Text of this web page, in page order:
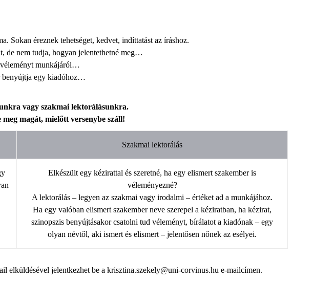
Sokan éreznek tehetséget, kedvet, indíttatást az íráshoz.
de nem tudja, hogyan jelentethetné meg…
véleményt munkájáról…
benyújtja egy kiadóhoz…
vagy szakmai lektorálásunkra.
meg magát, mielőtt versenybe száll!
Szakmai lektorálás
Elkészült egy kézirattal és szeretné, ha egy elismert szakember is
véleményezné?
A lektorálás – legyen az szakmai vagy irodalmi – értéket ad a munkájához.
Ha egy valóban elismert szakember neve szerepel a kéziratban, ha kézirat,
szinopszis benyújtásakor csatolni tud véleményt, bírálatot a kiadónak – egy
olyan névtől, aki ismert és elismert – jelentősen nőnek az esélyei.
elküldésével jelentkezhet be a krisztina.szekely@uni-corvinus.hu e-mailcímen.